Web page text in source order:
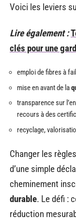
Voici les leviers
Lire également :
clés pour une
emploi de fibres à
mise en avant de la
transparence sur
recours à des
recyclage,
Changer les
d’une simple
cheminement
durable. Le défi :
réduction